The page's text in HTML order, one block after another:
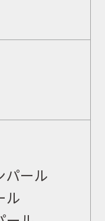
パール
ル